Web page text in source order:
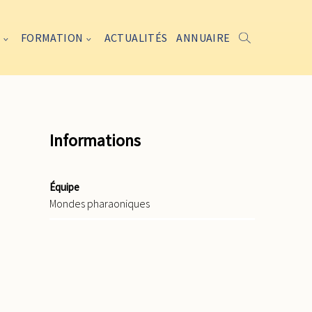
FORMATION ACTUALITÉS ANNUAIRE
Informations
Équipe
Mondes pharaoniques